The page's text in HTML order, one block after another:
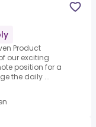
Product
our exciting
position for a
the daily ...